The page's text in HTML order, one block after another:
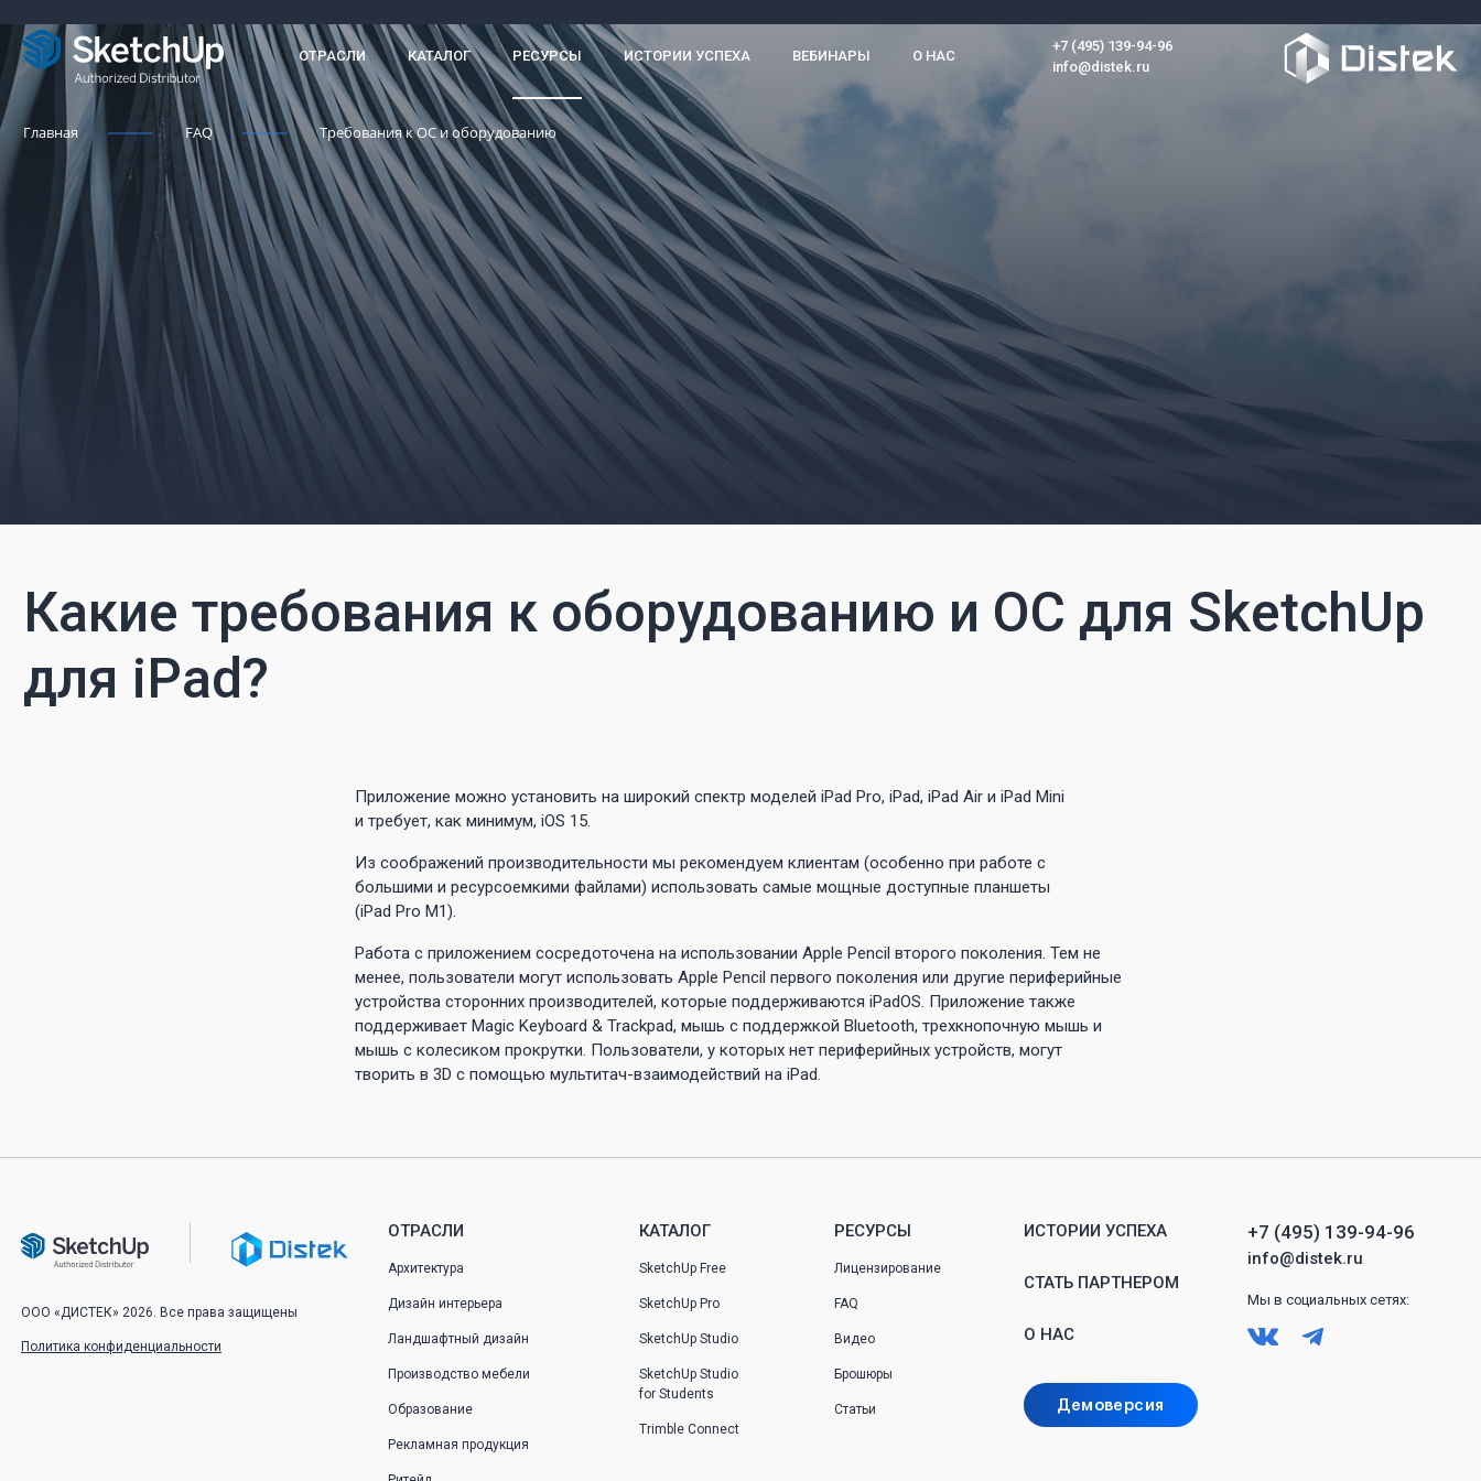
ОТРАСЛИ КАТАЛОГ РЕСУРСЫ ИСТОРИИ УСПЕХА ВЕБИНАРЫ О НАС
+7 (495) 139-94-96
info@distek.ru
Главная FAQ Требования к ОС и оборудованию
Какие требования к оборудованию и ОС для SketchUp
для iPad?
Приложение можно установить на широкий спектр моделей iPad Pro, iPad, iPad Air и iPad Mini
и требует, как минимум, iOS 15.
Из соображений производительности мы рекомендуем клиентам (особенно при работе с
большими и ресурсоемкими файлами) использовать самые мощные доступные планшеты
(iPad Pro M1).
Работа с приложением сосредоточена на использовании Apple Pencil второго поколения. Тем не
менее, пользователи могут использовать Apple Pencil первого поколения или другие периферийные
устройства сторонних производителей, которые поддерживаются iPadOS. Приложение также
поддерживает Magic Keyboard & Trackpad, мышь с поддержкой Bluetooth, трехкнопочную мышь и
мышь с колесиком прокрутки. Пользователи, у которых нет периферийных устройств, могут
творить в 3D с помощью мультитач-взаимодействий на iPad.
ООО «ДИСТЕК» 2026. Все права защищены
Политика конфиденциальности
ОТРАСЛИ
Архитектура
Дизайн интерьера
Ландшафтный дизайн
Производство мебели
Образование
Рекламная продукция
КАТАЛОГ
SketchUp Free
SketchUp Pro
SketchUp Studio
SketchUp Studio
for Students
Trimble Connect
РЕСУРСЫ
Лицензирование
FAQ
Видео
Брошюры
Статьи
ИСТОРИИ УСПЕХА
СТАТЬ ПАРТНЕРОМ
О НАС
Демоверсия
+7 (495) 139-94-96
info@distek.ru
Мы в социальныхсетях: